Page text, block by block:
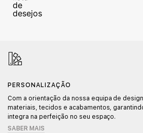
PERSONALIZAÇÃO
Com a orientação da nossa equipa de
materiais, tecidos e acabamentos,
integra na perfeição no seu espaço.
SABER MAIS